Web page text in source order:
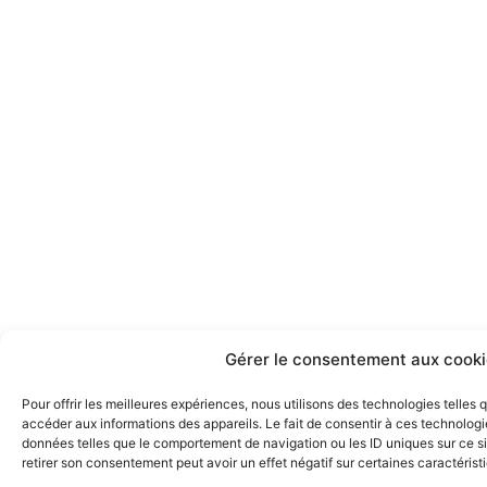
Gérer le consentement aux
Pour offrir les meilleures expériences, nous utilisons des technologies telles
accéder aux informations des appareils. Le fait de consentir à ces
données telles que le comportement de navigation ou les ID uniques sur ce
retirer son consentement peut avoir un effet négatif sur certaines